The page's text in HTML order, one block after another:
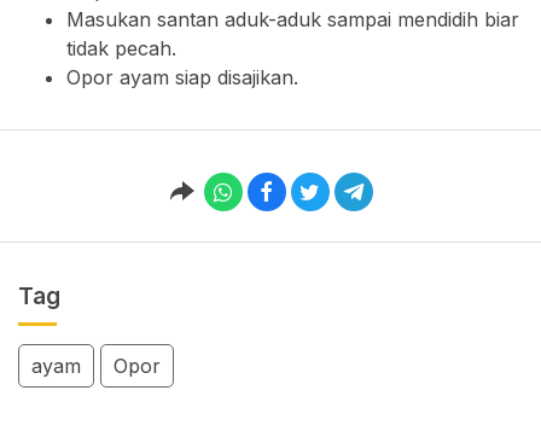
Masukan santan aduk-aduk sampai mendidih biar
tidak pecah.
Opor ayam siap disajikan.
Tag
ayam Opor